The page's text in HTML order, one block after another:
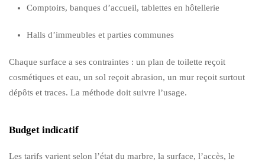
Comptoirs, banques d’accueil, tablettes en hôtellerie
Halls d’immeubles et parties communes
Chaque surface a ses contraintes : un plan de toilette reçoit
cosmétiques et eau, un sol reçoit abrasion, un mur reçoit surtout
dépôts et traces. La méthode doit suivre l’usage.
Budget indicatif
Les tarifs varient selon l’état du marbre, la surface, l’accès, le